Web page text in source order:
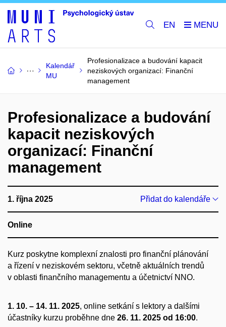
EN
Kalendář
MU
Profesionalizace a budování kapacit
neziskových organizací: Finanční
management
Profesionalizace a budování
kapacit neziskových
organizací: Finanční
management
1. října 2025 Přidat do kalendáře
Online
Kurz poskytne komplexní znalosti pro finanční plánování
a řízení v neziskovém sektoru, včetně aktuálních trendů
v oblasti finančního managementu a účetnictví NNO.
1. 10. – 14. 11. 2025, online setkání s lektory a dalšími
účastníky kurzu proběhne dne 26. 11. 2025 od 16:00.